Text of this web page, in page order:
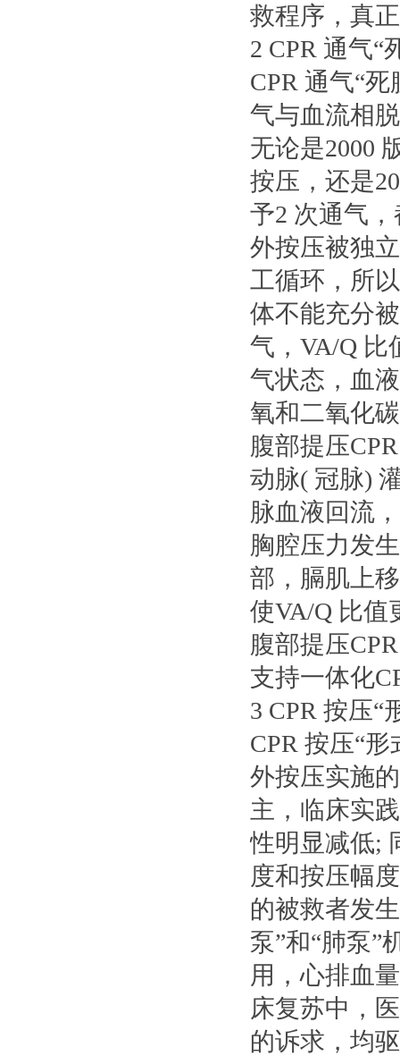
救程序，真
2 CPR 通气“
CPR 通气“
气与血流相
无论是2000
按压，还是
予2 次通气
外按压被独
工循环，所
体不能充分
气，VA/Q 比
气状态，血
氧和二氧化
腹部提压
动脉( 冠脉)
脉血液回流
胸腔压力发
部，膈肌上
使VA/Q 比值
腹部提压
支持一体化
3 CPR 按压“
CPR 按压“
外按压实施
主，临床实
性明显减低;
度和按压幅
的被救者发
泵”和“肺泵”
用，心排血
床复苏中，
的诉求，均